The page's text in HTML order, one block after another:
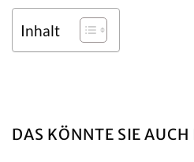
Inhalt
DAS KÖNNTE SIE